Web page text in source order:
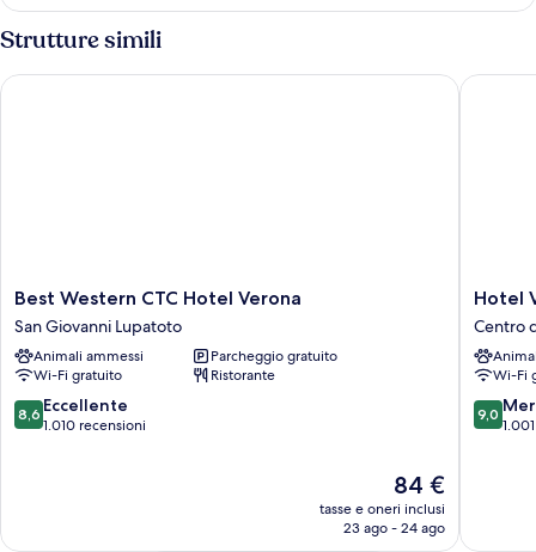
Strutture simili
Best
Western
CTC
Hotel
Verona
San
Giovanni
Best Western CTC Hotel Verona
San Giovanni Lupatoto
Animali ammessi
Parcheggio gratuito
Wi-Fi gratuito
Ristorante
8.6
su
8,6 Eccellente
1.010 recensioni
Il
prezzo
attuale
84 €
tasse e oneri inclusi
23 ago - 24 ago
Best Western CTC Hotel Verona
Hotel
Verona
Centro
di
Verona
Hotel
Centro
Wi-Fi
9.0
su
9,0
Hotel